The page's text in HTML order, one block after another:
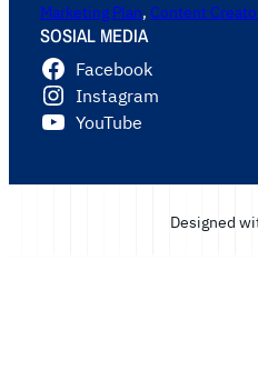
Marketing Plan, Content
SOSIAL MEDIA
Facebook
Instagram
YouTube
Designed